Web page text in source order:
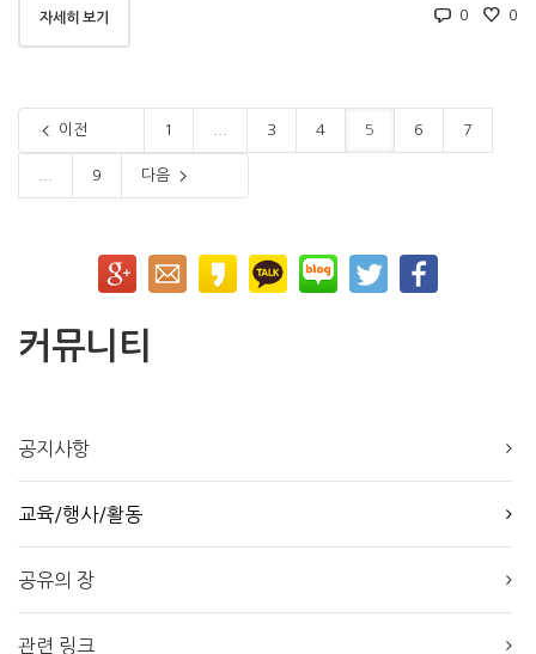
자세히 보기 0 0
이전 1 3 4 5 6 7
9 다음
커뮤니티
공지사항
교육/행사/활동
공유의 장
관련 링크